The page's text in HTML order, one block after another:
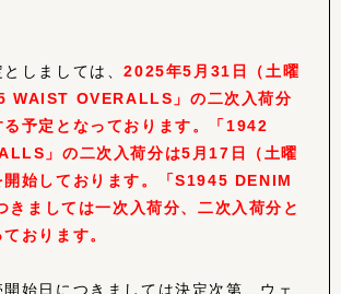
しましては、2025年5月31日（土曜
WAIST OVERALLS」の二次入荷分
予定となっております。「1942
」の二次入荷分は5月17日（土曜
開始しております。「S1945 DENIM
きましては一次入荷分、二次入荷分と
おります。
始日につきましては決定次第、ウェ